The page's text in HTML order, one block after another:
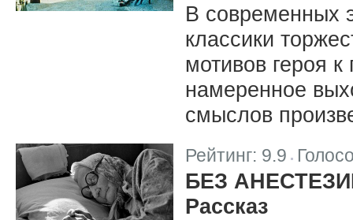
В современных
классики
мотивов героя
намеренное
смыслов
Рейтинг: 9.9 |
БЕЗ
Рассказ